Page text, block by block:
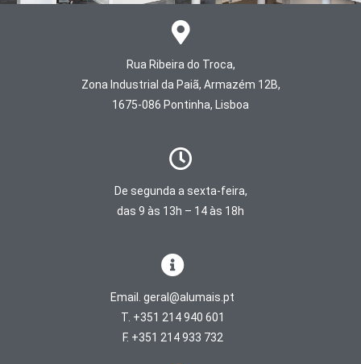
Rua Ribeira do Troca,
Zona Industrial da Paiã, Armazém 12B,
1675-086 Pontinha, Lisboa
De segunda a sexta-feira,
das 9 às 13h – 14 às 18h
Email. geral@alumais.pt
T. +351 214 940 601
F. +351 214 933 732